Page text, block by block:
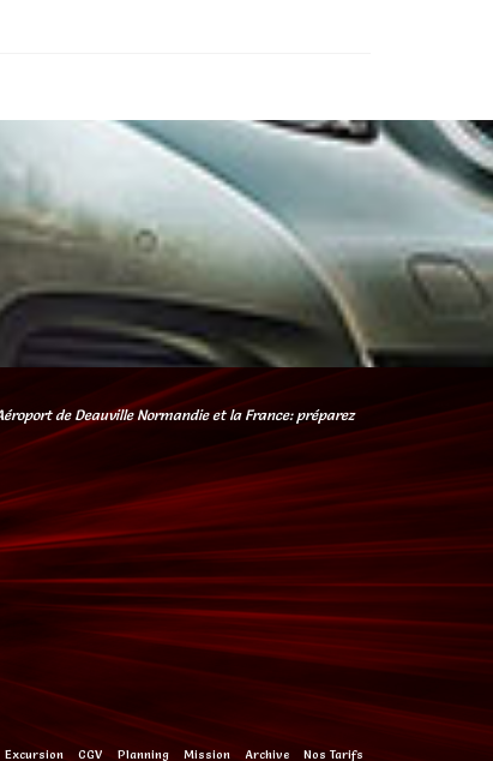
de Deauville Normandie et la France: préparez
Excursion CGV Planning Mission Archive Nos Tarifs